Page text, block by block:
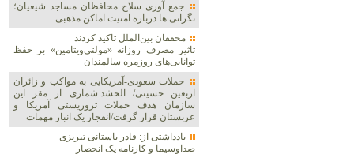
جمع آوری سلاح محافظان مساجد شیعیان؛
نگرانی ها درباره امنیت اماکن مذهبی
محققان بین‌الملل تاکید کردند
تاثیر مصرف روزانه «مولتی‌ویتامین» بر حفظ
توانایی‌های روزمره سالمندان
حملات سعودی-آمریکایی به مواکب و زائران
اربعین حسینی/ الحشد:شماری از مقر این
سازمان هدف حملات تروریستی آمریکا و
عربستان قرار گرفت/انفجار یک انبار مهمات
یادداشتی از: قادر باستانی تبریزی
صداوسیما و کارنامه یک انحصار